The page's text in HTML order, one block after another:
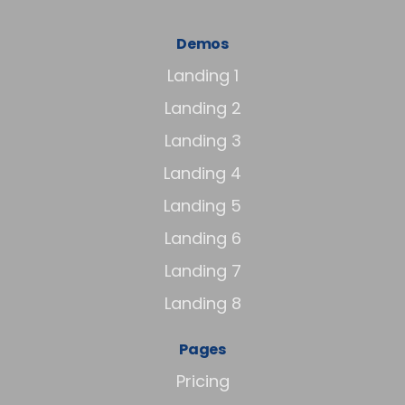
Demos
Landing 1
Landing 2
Landing 3
Landing 4
Landing 5
Landing 6
Landing 7
Landing 8
Pages
Pricing